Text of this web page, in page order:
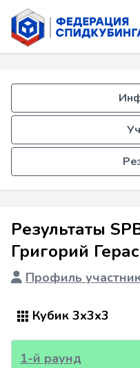
Результаты
Григорий
Профиль
Кубик 3x3x3
1-й раунд